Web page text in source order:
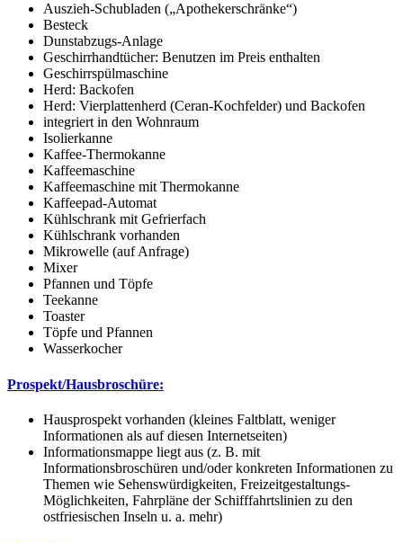
Auszieh-Schubladen („Apothekerschränke“)
Besteck
Dunstabzugs-Anlage
Geschirrhandtücher: Benutzen im Preis enthalten
Geschirrspülmaschine
Herd: Backofen
Herd: Vierplattenherd (Ceran-Kochfelder) und Backofen
integriert in den Wohnraum
Isolierkanne
Kaffee-Thermokanne
Kaffeemaschine
Kaffeemaschine mit Thermokanne
Kaffeepad-Automat
Kühlschrank mit Gefrierfach
Kühlschrank vorhanden
Mikrowelle (auf Anfrage)
Mixer
Pfannen und Töpfe
Teekanne
Toaster
Töpfe und Pfannen
Wasserkocher
Prospekt/Hausbroschüre:
Hausprospekt vorhanden (kleines Faltblatt, weniger
Informationen als auf diesen Internetseiten)
Informationsmappe liegt aus (z. B. mit
Informationsbroschüren und/oder konkreten Informationen zu
Themen wie Sehenswürdigkeiten, Freizeitgestaltungs-
Möglichkeiten, Fahrpläne der Schifffahrtslinien zu den
ostfriesischen Inseln u. a. mehr)